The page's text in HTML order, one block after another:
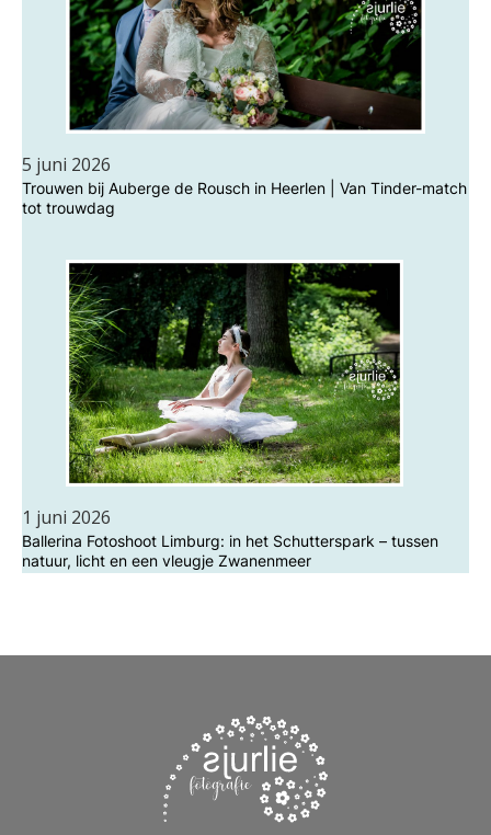
5 juni 2026
Trouwen bij Auberge de Rousch in Heerlen | Van Tinder-match
tot trouwdag
1 juni 2026
Ballerina Fotoshoot Limburg: in het Schutterspark – tussen
natuur, licht en een vleugje Zwanenmeer